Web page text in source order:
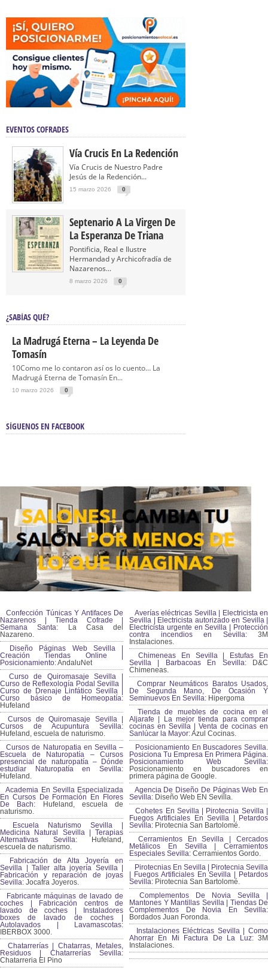
EVENTOS COFRADES
Vía Crucis En La Redención
Vía Crucis de Nuestro Padre
Jesús de la Redención...
15 marzo 2026 0
Septenario A La Virgen De
La Esperanza De Triana
Pontificia, Real e Ilustre
Hermandad y Archicofradía de
Nazarenos...
8 marzo 2026 0
¿SABÍAS QUÉ?
La Madrugá Eterna – La Leyenda De
Tomasín
10Como me lo contaron así os lo cuento… La
Madrugá Eterna de Tomasín En...
10 marzo 2026 0
SÍGUENOS EN FACEBOOK
Confección Túnicas Y Antifaces De
Nazarenos | Tienda Cofrade |
Semana Santa: La Casa del
Nazareno.
Diseño Páginas Web Sevilla |
Creación Tiendas Online |
Posicionamiento:AndaluNet
Curso de Quiromasaje Sevilla |
Curso de Reflexología Podal Sevilla |
Curso de Drenaje Linfático Sevilla |
Curso básico de Homeopatía:
Hufeland
Cursos de Quiromasaje Sevilla |
Cursos de Acupuntura Sevilla:
Hufeland, escuela de naturismo.
Cursos de Naturopatia en Sevilla –
Escuela de Naturopatía – Cursos
presencial de naturopatía – Dónde
estudiar Naturopatía en Sevilla:
Hufeland.
Academia En Sevilla Especializada
En Cursos De Formación En Flores
De Bach: Hufeland, escuela de
naturismo.
Escuela Naturismo Sevilla |
Medicina Natural Sevilla | Terapias
Alternativas Sevilla: Hufeland,
escuela de naturismo.
Fabricación de Alta Joyería en
Sevilla | Taller alta joyería Sevilla |
Fabricación y reparación de joyas
Sevilla: Jocafra Joyeros.
Fabricante máquinas de lavado de
coches | Fabricación centros de
lavado de coches | Instaladores
boxes de lavado de coches |
Autolavados | Lavamascotas:
IBERBOX 3000.
Chatarrerías | Chatarras, Metales,
Residuos | Chatarrerías Sevilla:
Chatarreria El Pino
Averías eléctricas Sevilla | Electricista en
Sevilla | Electricista autorizado en Sevilla |
Electricista urgente en Sevilla | Protección
contra incendios en Sevilla:3M
Instalaciones.
Chimeneas En Sevilla | Estufas En
Sevilla | Barbacoas En Sevilla:D&C
Chimeneas.
Comprar Neumáticos Baratos Usados,
De Segunda Mano, De Ocasión Y
Seminuevos En Sevilla: Hipergoma
Tienda de muebles de cocina en el
Aljarafe | La mejor tienda para comprar
cocinas en Sevilla | Venta de cocinas en
Sanlúcar la Mayor:Azul Cocinas.
Posicionamiento En Buscadores Sevilla.
Posiciona Tu Empresa En Primera Página.
Posicionamiento Web Sevilla:
Posicionamiento en buscadores en
primera página de Google.
Agencia De Diseño De Páginas Web En
Sevilla: Diseño Web EN Sevilla.
Cohetes En Sevilla | Pirotecnia Sevilla |
Fuegos Artificiales En Sevilla | Petardos
Sevilla: Pirotecnia San Bartolomé.
Cerramientos En Sevilla | Cercados
Metálicos En Sevilla | Cerramientos
Especiales Sevilla: Cerramientos Gordo.
Pirotecnias En Sevilla | Pirotecnia Sevilla
| Fuegos Artificiales En Sevilla | Petardos
Sevilla: Pirotecnia San Bartolomé.
Complementos De Novia Sevilla |
Mantones Y Mantillas Sevilla | Tiendas De
Complementos De Novia En Sevilla:
Bordados Juan Foronda.
Instalaciones Eléctricas Sevilla | Como
Ahorrar En Mi Factura De La Luz:3M
Instalaciones.